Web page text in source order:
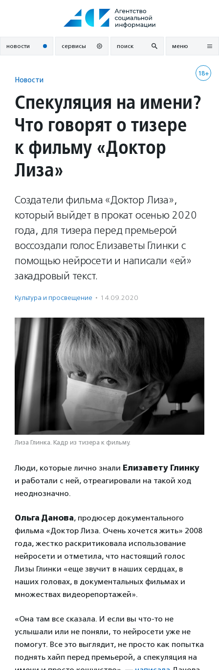
новости сервисы поиск меню
18+
Новости
Спекуляция на имени?
Что говорят о тизере
к фильму «Доктор
Лиза»
Создатели фильма «Доктор Лиза»,
который выйдет в прокат осенью 2020
года, для тизера перед премьерой
воссоздали голос Елизаветы Глинки с
помощью нейросети и написали «ей»
закадровый текст.
Культура и просвещение · 14.09.2020
Лиза Глинка. Кадр из тизера к фильму.
Люди, которые лично знали Елизавету Глинку
и работали с ней, отреагировали на такой ход
неоднозначно.
Ольга Данова, продюсер документального
фильма «Доктор Лиза. Очень хочется жить» 2008
года, жестко раскритиковала использование
нейросети и отметила, что настоящий голос
Лизы Глинки «еще звучит в наших сердцах, в
наших головах, в документальных фильмах и
множествах видеорепортажей».
«Она там все сказала. И если вы что-то не
услышали или не поняли, то нейросети уже не
помогут. Все это выглядит, не просто как попытка
поднять хайп перед премьерой, а спекуляция на